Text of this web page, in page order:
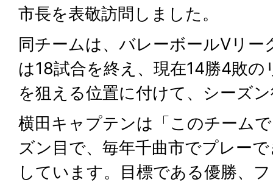
市長を表敬訪問しました。
同チームは、バレーボールVリー
は18試合を終え、現在14勝4敗
を狙える位置に付けて、シーズ
横田キャプテンは「このチーム
ズン目で、毎年千曲市でプレー
しています。目標である優勝、